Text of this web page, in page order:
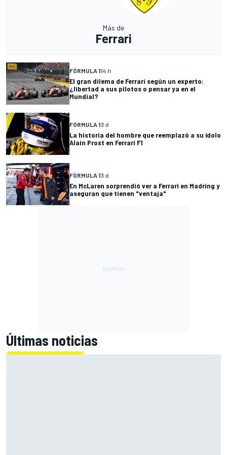
Más de
Ferrari
FÓRMULA 114 h
El gran dilema de Ferrari según un experto:
¿libertad a sus pilotos o pensar ya en el
Mundial?
FÓRMULA 13 d
La historia del hombre que reemplazó a su ídolo
Alain Prost en Ferrari F1
FÓRMULA 13 d
En McLaren sorprendió ver a Ferrari en Madring y
aseguran que tienen "ventaja"
Últimas noticias